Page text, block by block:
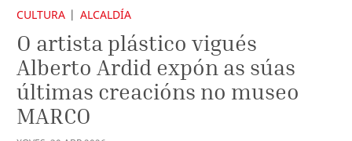
CULTURA ALCALDÍA
O artista plástico vigués
Alberto Ardid expón as súas
últimas creacións no museo
MARCO